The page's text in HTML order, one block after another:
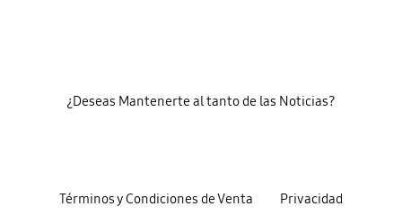
Términos y Condiciones de Venta Privacidad
¿Deseas Mantenerte al tanto de las Noticias?